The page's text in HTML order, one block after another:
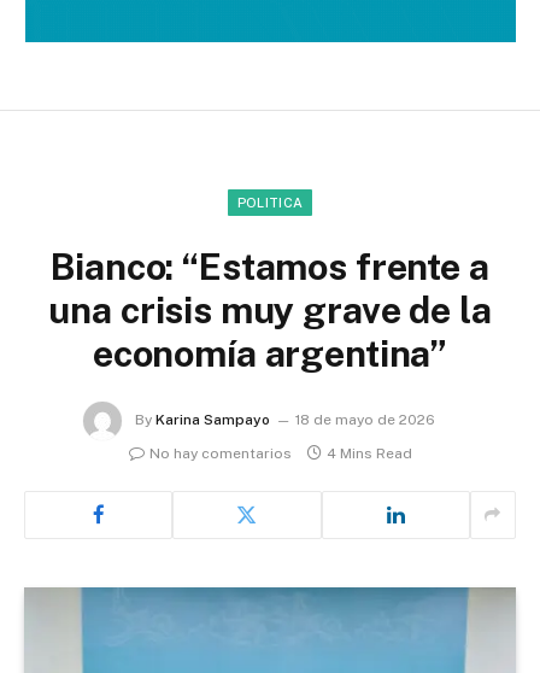
POLITICA
Bianco: “Estamos frente a
una crisis muy grave de la
economía argentina”
By Karina Sampayo
18 de mayo de 2026
No hay comentarios
4 Mins Read